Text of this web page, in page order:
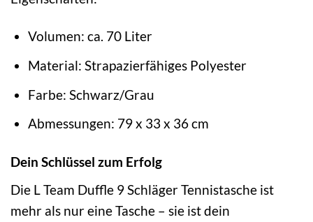
Volumen: ca. 70 Liter
Material: Strapazierfähiges Polyester
Farbe: Schwarz/Grau
Abmessungen: 79 x 33 x 36 cm
Dein Schlüssel zum Erfolg
Die L Team Duffle 9 Schläger Tennistasche ist
mehr als nur eine Tasche – sie ist dein